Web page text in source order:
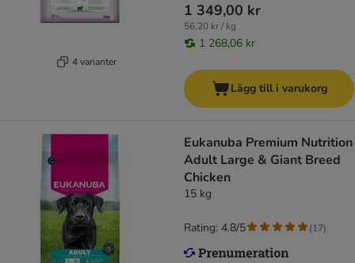
4 varianter
1 349,00 kr
56,20 kr / kg
1 268,06 kr
Lägg till i varukorg
Eukanuba Premium Nutrition
Adult Large & Giant Breed
Chicken
15 kg
Rating: 4.8/5 (17)